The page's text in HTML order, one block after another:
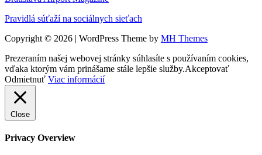
Pravidlá súťaží na sociálnych sieťach
Copyright © 2026 | WordPress Theme by MH Themes
Prezeraním našej webovej stránky súhlasíte s používaním cookies,
vďaka ktorým vám prinášame stále lepšie služby.Akceptovať
Odmietnuť Viac informácií
Close
Privacy Overview